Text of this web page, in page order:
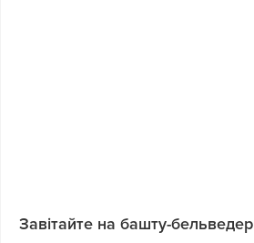
Завітайте на башту-бельведер